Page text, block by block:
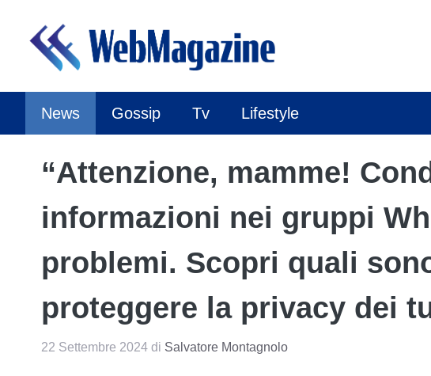
contenuto
News Gossip Tv Lifestyle
“Attenzione, mamme!
informazioni nei gruppi
problemi. Scopri quali
proteggere la privacy dei
22 Settembre 2024 di Salvatore Montagnolo